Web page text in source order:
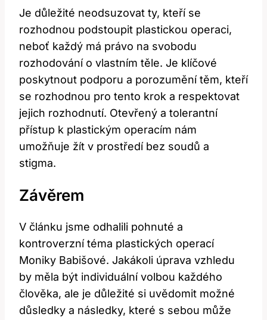
Je důležité neodsuzovat ty, kteří⁤ se
rozhodnou podstoupit plastickou operaci,‌
neboť ​každý má právo na svobodu
rozhodování o ⁤vlastním⁣ těle. Je klíčové
poskytnout podporu a porozumění těm, ⁢kteří
se rozhodnou pro tento krok ⁢a respektovat
jejich ⁤rozhodnutí. ⁣Otevřený a tolerantní‌
přístup ⁤k plastickým operacím nám
umožňuje žít v prostředí bez ⁣soudů⁤ a ​
stigma.
Závěrem
V článku⁤ jsme odhalili pohnuté⁢ a
kontroverzní téma plastických operací
Moniky Babišové. ‌Jakákoli ‌úprava vzhledu
by​ měla být individuální⁣ volbou každého⁤
člověka, ale je ⁢důležité si uvědomit možné
‍důsledky a následky, ⁤které s ​sebou ⁣může